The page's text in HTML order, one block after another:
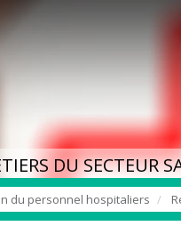
DU SECTEUR
du personnel hospitaliers